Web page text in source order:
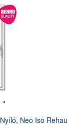
Neo Iso Rehau